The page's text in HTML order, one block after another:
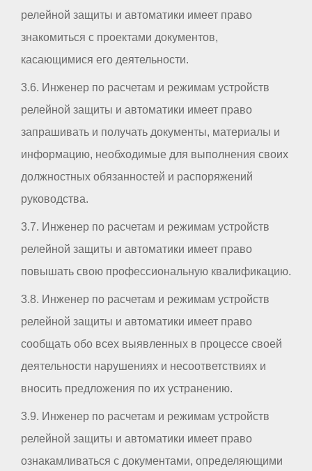
релейной защиты и автоматики имеет право
знакомиться с проектами документов,
касающимися его деятельности.
3.6. Инженер по расчетам и режимам устройств
релейной защиты и автоматики имеет право
запрашивать и получать документы, материалы и
информацию, необходимые для выполнения своих
должностных обязанностей и распоряжений
руководства.
3.7. Инженер по расчетам и режимам устройств
релейной защиты и автоматики имеет право
повышать свою профессиональную квалификацию.
3.8. Инженер по расчетам и режимам устройств
релейной защиты и автоматики имеет право
сообщать обо всех выявленных в процессе своей
деятельности нарушениях и несоответствиях и
вносить предложения по их устранению.
3.9. Инженер по расчетам и режимам устройств
релейной защиты и автоматики имеет право
ознакамливаться с документами, определяющими